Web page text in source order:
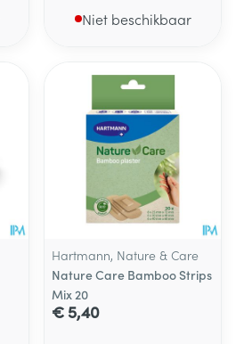
Niet beschikbaar
Hartmann, Nature & Care
Nature Care Bamboo Strips
Mix 20
€ 5,40